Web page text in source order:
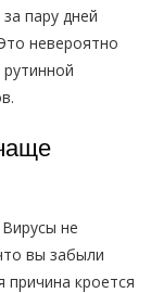
пару дней
невероятно
не
вы забыли
причина кроется